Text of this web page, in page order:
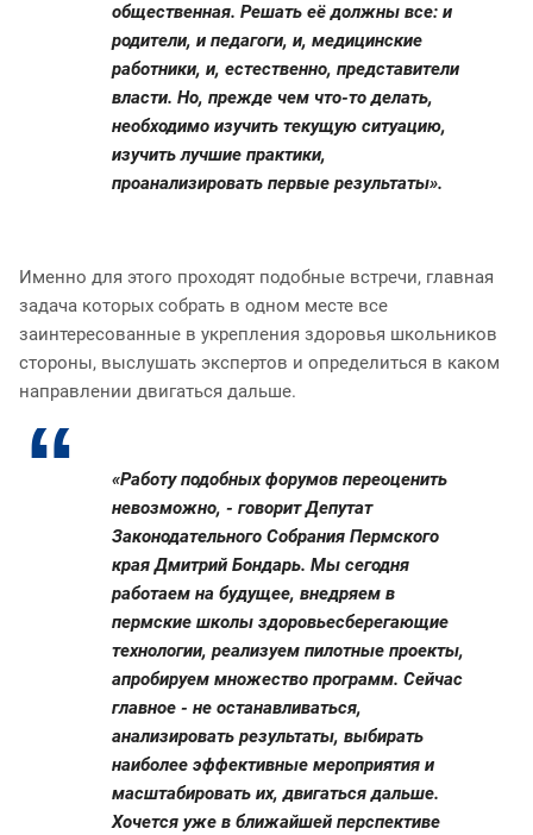
общественная. Решать её должны все: и
родители, и педагоги, и, медицинские
работники, и, естественно, представители
власти. Но, прежде чем что-то делать,
необходимо изучить текущую ситуацию,
изучить лучшие практики,
проанализировать первые результаты».
Именно для этого проходят подобные встречи, главная
задача которых собрать в одном месте все
заинтересованные в укрепления здоровья школьников
стороны, выслушать экспертов и определиться в каком
направлении двигаться дальше.
«Работу подобных форумов переоценить
невозможно, - говорит Депутат
Законодательного Собрания Пермского
края Дмитрий Бондарь. Мы сегодня
работаем на будущее, внедряем в
пермские школы здоровьесберегающие
технологии, реализуем пилотные проекты,
апробируем множество программ. Сейчас
главное - не останавливаться,
анализировать результаты, выбирать
наиболее эффективные мероприятия и
масштабировать их, двигаться дальше.
Хочется уже в ближайшей перспективе